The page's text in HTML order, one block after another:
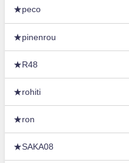
★peco
★pinenrou
★R48
★rohiti
★ron
★SAKA08